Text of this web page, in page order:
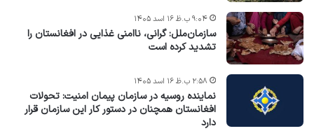
سازمان‌ملل: گرانی، ناامنی غذایی در افغانستان را
تشدید کرده است
۹:۰۴ ب.ظ ۱۶ اسد ۱۴۰۵
نماینده روسیه در سازمان پیمان امنیت: تحولات
افغانستان همچنان در دستور کار این سازمان قرار
دارد
۲:۵۸ ب.ظ ۱۶ اسد ۱۴۰۵